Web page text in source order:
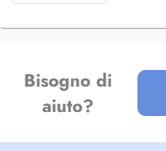
Bisogno di
aiuto?